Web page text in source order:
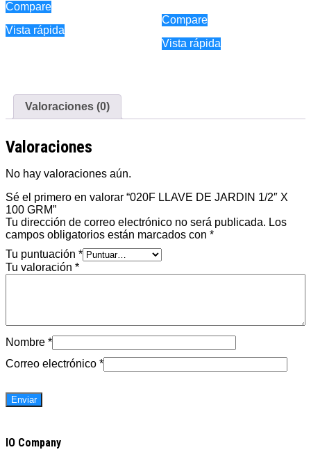
Compare
Vista rápida
Compare
Vista rápida
Valoraciones (0)
Valoraciones
No hay valoraciones aún.
Sé el primero en valorar “020F LLAVE DE JARDIN 1/2″ X
100 GRM”
Tu dirección de correo electrónico no será publicada. Los
campos obligatorios están marcados con *
Tu puntuación *
Tu valoración *
Nombre *
Correo electrónico *
IO Company